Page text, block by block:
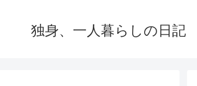
独身、一人暮らしの日記